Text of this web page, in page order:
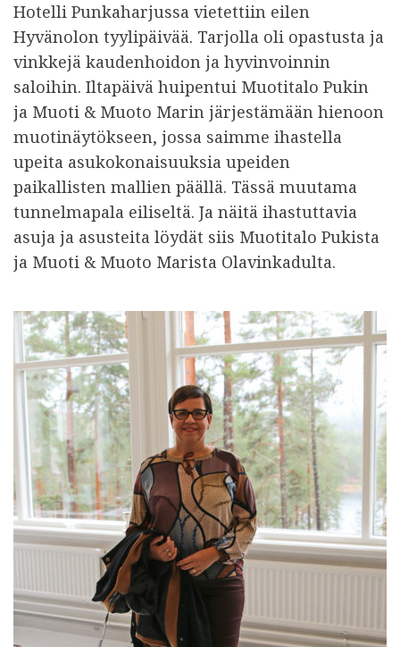
l
k
a
i
s
t
u
Hotelli Punkaharjussa vietettiin eilen
Hyvänolon tyylipäivää. Tarjolla oli opastusta ja
vinkkejä kaudenhoidon ja hyvinvoinnin
saloihin. Iltapäivä huipentui Muotitalo Pukin
ja Muoti & Muoto Marin järjestämään hienoon
muotinäytökseen, jossa saimme ihastella
upeita asukokonaisuuksia upeiden
paikallisten mallien päällä. Tässä muutama
tunnelmapala eiliseltä. Ja näitä ihastuttavia
asuja ja asusteita löydät siis Muotitalo Pukista
ja Muoti & Muoto Marista Olavinkadulta.